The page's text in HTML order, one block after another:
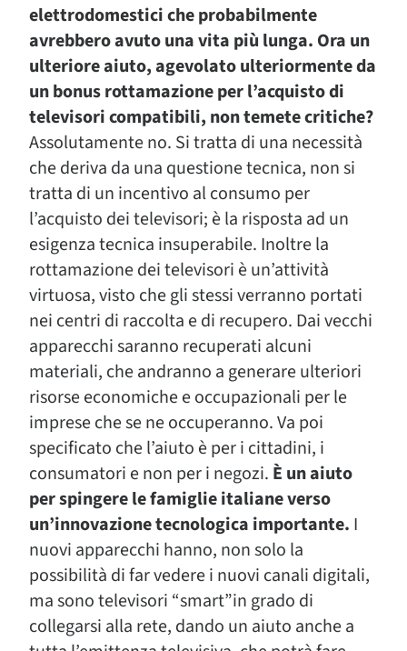
elettrodomestici che probabilmente
avrebbero avuto una vita più lunga. Ora un
ulteriore aiuto, agevolato ulteriormente da
un bonus rottamazione per l’acquisto di
televisori compatibili, non temete critiche?
Assolutamente no. Si tratta di una necessità
che deriva da una questione tecnica, non si
tratta di un incentivo al consumo per
l’acquisto dei televisori; è la risposta ad un
esigenza tecnica insuperabile. Inoltre la
rottamazione dei televisori è un’attività
virtuosa, visto che gli stessi verranno portati
nei centri di raccolta e di recupero. Dai vecchi
apparecchi saranno recuperati alcuni
materiali, che andranno a generare ulteriori
risorse economiche e occupazionali per le
imprese che se ne occuperanno. Va poi
specificato che l’aiuto è per i cittadini, i
consumatori e non per i negozi. È un aiuto
per spingere le famiglie italiane verso
un’innovazione tecnologica importante. I
nuovi apparecchi hanno, non solo la
possibilità di far vedere i nuovi canali digitali,
ma sono televisori “smart”in grado di
collegarsi alla rete, dando un aiuto anche a